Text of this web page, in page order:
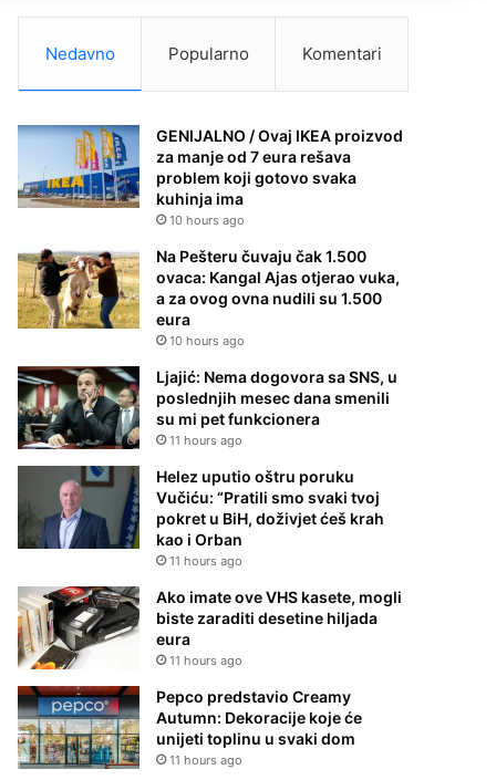
Nedavno Popularno Komentari
GENIJALNO / Ovaj IKEA proizvod
za manje od 7 eura rešava
problem koji gotovo svaka
kuhinja ima
10 hours ago
Na Pešteru čuvaju čak 1.500
ovaca: Kangal Ajas otjerao vuka,
a za ovog ovna nudili su 1.500
eura
10 hours ago
Ljajić: Nema dogovora sa SNS, u
poslednjih mesec dana smenili
su mi pet funkcionera
11 hours ago
Helez uputio oštru poruku
Vučiću: “Pratili smo svaki tvoj
pokret u BiH, doživjet ćeš krah
kao i Orban
11 hours ago
Ako imate ove VHS kasete, mogli
biste zaraditi desetine hiljada
eura
11 hours ago
Pepco predstavio Creamy
Autumn: Dekoracije koje će
unijeti toplinu u svaki dom
11 hours ago